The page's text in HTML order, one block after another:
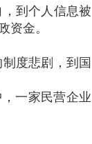
到个人信息被
资金。
度悲剧，到国
一家民营企业